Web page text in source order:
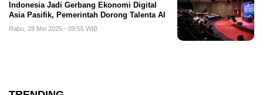
Indonesia Jadi Gerbang Ekonomi Digital
Asia Pasifik, Pemerintah Dorong Talenta AI
Rabu, 28 Mei 2025 - 09:55 WIB